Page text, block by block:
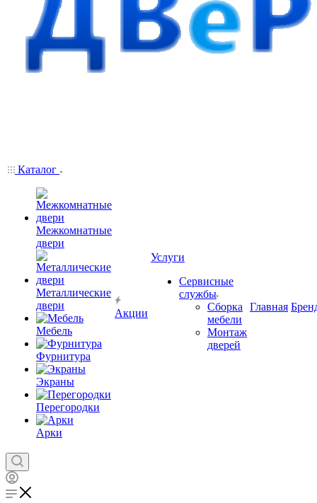
Каталог
Межкомнатные
двери
Металлические
двери
Мебель
Фурнитура
Экраны
Перегородки
Арки
Акции
Услуги
Сервисные
службы
Сборка
мебели
Монтаж
дверей
Главная